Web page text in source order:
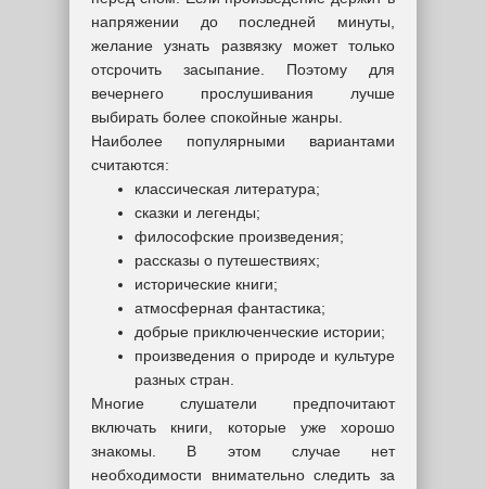
напряжении до последней минуты,
желание узнать развязку может только
отсрочить засыпание. Поэтому для
вечернего прослушивания лучше
выбирать более спокойные жанры.
Наиболее популярными вариантами
считаются:
классическая литература;
сказки и легенды;
философские произведения;
рассказы о путешествиях;
исторические книги;
атмосферная фантастика;
добрые приключенческие истории;
произведения о природе и культуре
разных стран.
Многие слушатели предпочитают
включать книги, которые уже хорошо
знакомы. В этом случае нет
необходимости внимательно следить за